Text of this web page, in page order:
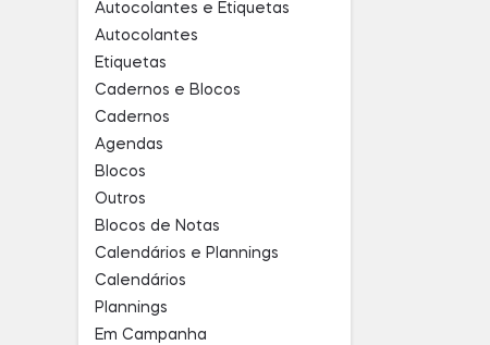
Autocolantes e Etiquetas
Autocolantes
Etiquetas
Cadernos e Blocos
Cadernos
Agendas
Blocos
Outros
Blocos de Notas
Calendários e Plannings
Calendários
Plannings
Em Campanha